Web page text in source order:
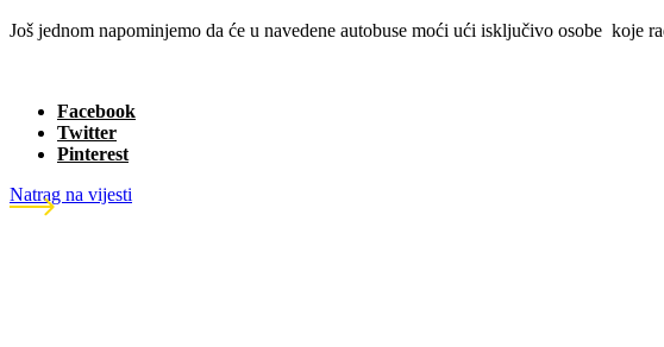
Još jednom napominjemo da će u navedene autobuse moći ući isključivo osobe koje
Facebook
Twitter
Pinterest
Natrag na vijesti